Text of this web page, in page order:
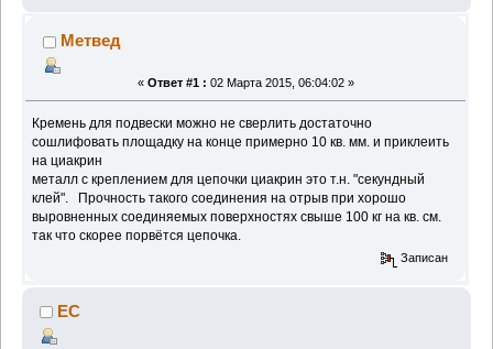
Метвед
« Ответ #1 : 02 Марта 2015, 06:04:02 »
Кремень для подвески можно не сверлить достаточно
сошлифовать площадку на конце примерно 10 кв. мм. и приклеить
на циакрин
металл с креплением для цепочки циакрин это т.н. "секундный
клей". Прочность такого соединения на отрыв при хорошо
выровненных соединяемых поверхностях свыше 100 кг на кв. см.
так что скорее порвётся цепочка.
Записан
EC